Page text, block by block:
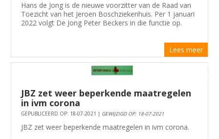
Hans de Jong is de nieuwe voorzitter van de Raad van
Toezicht van het Jeroen Boschziekenhuis. Per 1 januari
2022 volgt De Jong Peter Beckers in die functie op.
Lees meer
JBZ zet weer beperkende maatregelen
in ivm corona
GEPUBLICEERD OP: 18-07-2021 | GEWIJZIGD OP: 18-07-2021
JBZ zet weer beperkende maatregelen in ivm corona.